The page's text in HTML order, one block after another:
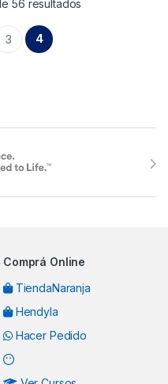
56 resultados
3 4
Comprá Online
TiendaNaranja
Hendyla
Hacer Pedido